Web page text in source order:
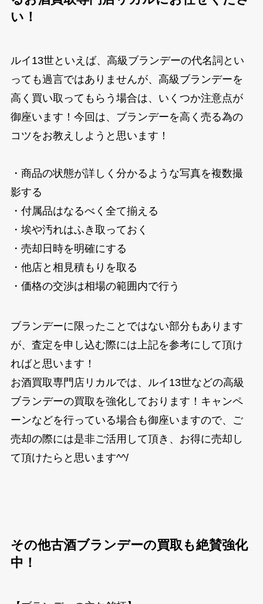
い！
ルイ13世といえば、高級ブランデーの代名詞とい
っても過言ではありませんが、高級ブランデーを
高く買い取ってもらう場合は、いくつか注意点が
御座います！今回は、ブランデーを高く売る為の
コツをお教えしようと思います！
・商品の状態が詳しく分かるような写真を複数撮
影する
・付属品はなるべく全て揃える
・埃や汚れはふき取っておく
・売却日時を明確にする
・他店と相見積もりを取る
・価格の交渉は相場の範囲内で行う
ブランデーに限ったことではない部分もあります
が、査定を申し込む際には上記を参考にして頂け
ればと思います！
お酒買取専門店リカルでは、ルイ13世などの高級
ブランデーの買取を強化しております！キャンペ
ーンなどを行っている場合も御座いますので、ご
売却の際には是非ご活用して頂き、お得に売却し
て頂けたらと思います^^/
その他古酒ブランデーの買取も絶賛強化
中！